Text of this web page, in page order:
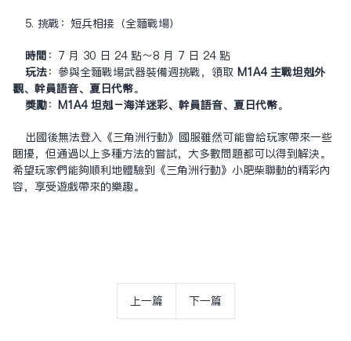
5. 挑戰：短兵相接（全面戰場）
時間 ：7 月 30 日 24 點～8 月 7 日 24 點
玩法：參與全面戰場武器裝備週挑戰，領取 M1A4 主戰坦克外
觀、幹員語音、夏日代幣。
獎勵： M1A4 坦克－海洋迷彩、幹員語音、夏日代幣。
出國後無法登入《三角洲行動》國服雖然可能會給玩家帶來一些
困擾，但通過以上多種方法的嘗試，大多數問題都可以得到解決。
希望玩家們能夠順利地體驗到《三角洲行動》小肥柴聯動的精彩內
容，享受遊戲帶來的樂趣。
上一篇 下一篇